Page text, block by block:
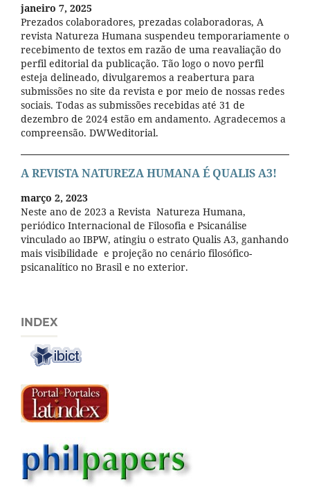
janeiro 7, 2025
Prezados colaboradores, prezadas colaboradoras, A
revista Natureza Humana suspendeu temporariamente o
recebimento de textos em razão de uma reavaliação do
perfil editorial da publicação. Tão logo o novo perfil
esteja delineado, divulgaremos a reabertura para
submissões no site da revista e por meio de nossas redes
sociais. Todas as submissões recebidas até 31 de
dezembro de 2024 estão em andamento. Agradecemos a
compreensão. DWWeditorial.
A REVISTA NATUREZA HUMANA É QUALIS A3!
março 2, 2023
Neste ano de 2023 a Revista Natureza Humana,
periódico Internacional de Filosofia e Psicanálise
vinculado ao IBPW, atingiu o estrato Qualis A3, ganhando
mais visibilidade e projeção no cenário filosófico-
psicanalítico no Brasil e no exterior.
INDEX